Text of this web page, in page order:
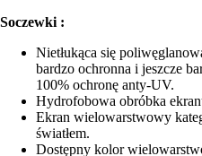
Soczewki :
Nietłukąca się
bardzo ochronna i jeszcze
100% ochronę anty-UV.
Hydrofobowa obróbka
Ekran wielowarstwowy
światłem.
Dostępny kolor